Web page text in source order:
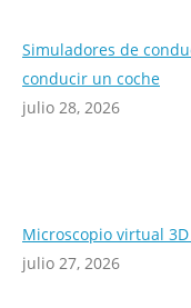
Simuladores de
conducir un coche
julio 28, 2026
Microscopio virtual
julio 27, 2026